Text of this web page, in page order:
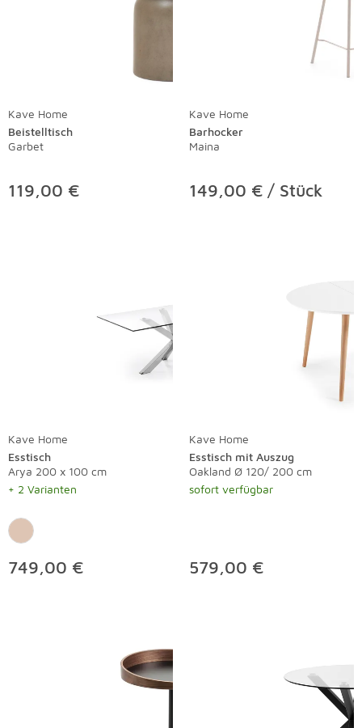
Kave Home
Beistelltisch
Garbet
119,00 €
Kave Home
Barhocker
Maina
149,00 € / Stück
Kave Home
Esstisch
Arya 200 x 100 cm
+ 2 Varianten
749,00 €
Kave Home
Esstisch mit Auszug
Oakland Ø 120/ 200 cm
sofort verfügbar
579,00 €